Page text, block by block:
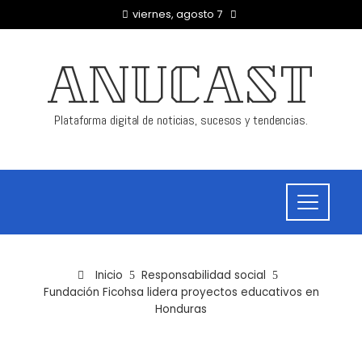
viernes, agosto 7
ANUCAST
Plataforma digital de noticias, sucesos y tendencias.
Inicio
Responsabilidad social
Fundación Ficohsa lidera proyectos educativos en
Honduras